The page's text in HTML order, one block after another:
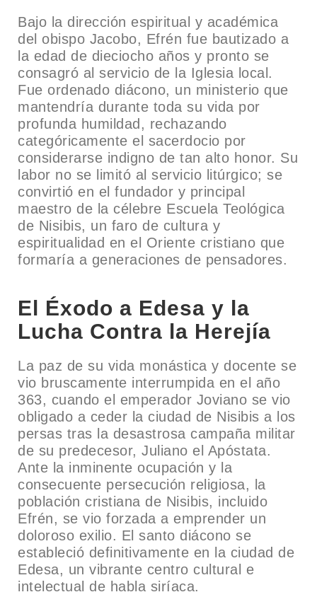
Bajo la dirección espiritual y académica
del obispo Jacobo, Efrén fue bautizado a
la edad de dieciocho años y pronto se
consagró al servicio de la Iglesia local.
Fue ordenado diácono, un ministerio que
mantendría durante toda su vida por
profunda humildad, rechazando
categóricamente el sacerdocio por
considerarse indigno de tan alto honor. Su
labor no se limitó al servicio litúrgico; se
convirtió en el fundador y principal
maestro de la célebre Escuela Teológica
de Nisibis, un faro de cultura y
espiritualidad en el Oriente cristiano que
formaría a generaciones de pensadores.
El Éxodo a Edesa y la
Lucha Contra la Herejía
La paz de su vida monástica y docente se
vio bruscamente interrumpida en el año
363, cuando el emperador Joviano se vio
obligado a ceder la ciudad de Nisibis a los
persas tras la desastrosa campaña militar
de su predecesor, Juliano el Apóstata.
Ante la inminente ocupación y la
consecuente persecución religiosa, la
población cristiana de Nisibis, incluido
Efrén, se vio forzada a emprender un
doloroso exilio. El santo diácono se
estableció definitivamente en la ciudad de
Edesa, un vibrante centro cultural e
intelectual de habla siríaca.